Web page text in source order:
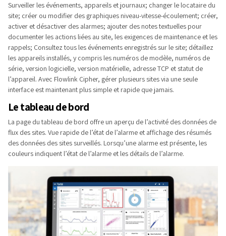
Surveiller les événements, appareils et journaux; changer le locataire du
site; créer ou modifier des graphiques niveau-vitesse-écoulement; créer,
activer et désactiver des alarmes; ajouter des notes textuelles pour
documenter les actions liées au site, les exigences de maintenance et les
rappels; Consultez tous les événements enregistrés sur le site; détaillez
les appareils installés, y compris les numéros de modèle, numéros de
série, version logicielle, version matérielle, adresse TCP et statut de
l’appareil. Avec Flowlink Cipher, gérer plusieurs sites via une seule
interface est maintenant plus simple et rapide que jamais.
Le tableau de bord
La page du tableau de bord offre un aperçu de l’activité des données de
flux des sites. Vue rapide de l’état de l’alarme et affichage des résumés
des données des sites surveillés. Lorsqu’une alarme est présente, les
couleurs indiquent l’état de l’alarme et les détails de l’alarme.